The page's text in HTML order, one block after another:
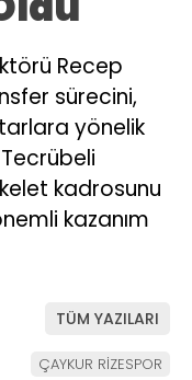
Recep
sürecini,
yönelik
kadrosunu
kazanım
TÜM YAZILARI
ÇAYKUR RİZESPOR